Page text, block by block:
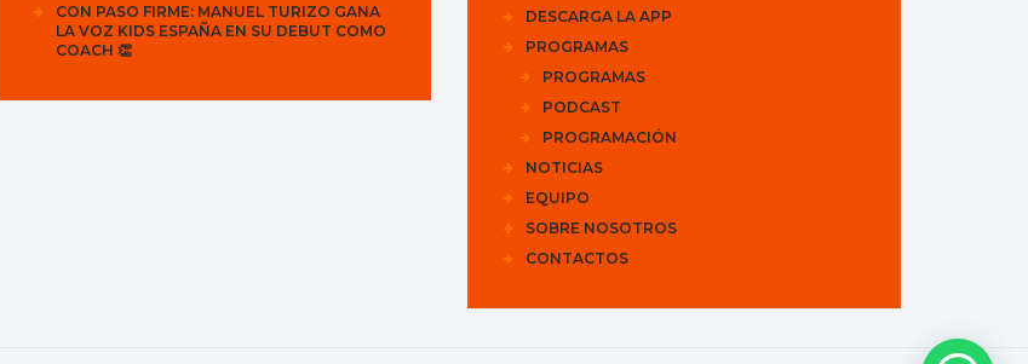
CON PASO FIRME: MANUEL TURIZO GANA
LA VOZ KIDS ESPAÑA EN SU DEBUT COMO
COACH 👏
DESCARGA LA APP
PROGRAMAS
PROGRAMAS
PODCAST
PROGRAMACIÓN
NOTICIAS
EQUIPO
SOBRE NOSOTROS
CONTACTOS